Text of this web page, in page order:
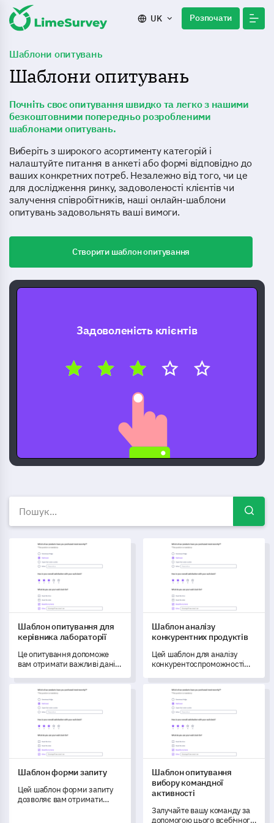
UK Розпочати
Шаблони опитувань
Шаблони опитувань
Почніть своє опитування швидко та легко з нашими
безкоштовними попередньо розробленими
шаблонами опитувань.
Виберіть з широкого асортименту категорій і
налаштуйте питання в анкеті або формі відповідно до
ваших конкретних потреб. Незалежно від того, чи це
для дослідження ринку, задоволеності клієнтів чи
залучення співробітників, наші онлайн-шаблони
опитувань задовольнять ваші вимоги.
Створити шаблон опитування
Задоволеність клієнтів
Безкоштовні шаблони
Шаблон опитування для керівника лабораторії
Шаблон опитування для
керівника лабораторії
Це опитування допоможе
вам отримати важливі дані
виклики керівників
лабораторій, що сприятиме
покращенню
обслуговування.
Шаблон аналізу
Шаблон аналізу
конкурентних продуктів
Цей шаблон для аналізу
конкурентоспроможності
та виміряти продуктивність
вашого продукту в
порівнянні з продуктами
конкурентів.
Шаблон форми запиту
Шаблон форми запиту
Цей шаблон форми запиту
дозволяє вам отримати
Шаблон опитування вибору
Шаблон опитування
вибору командної
активності
Залучайте вашу команду за
допомогою цього всебічного